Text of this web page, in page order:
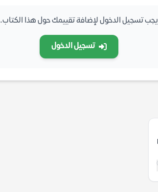
يجب تسجيل الدخول لإضافة تقييمك حول هذا الكتاب.
تسجيل الدخول